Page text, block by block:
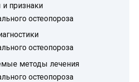
признаки
остеопороза
остеопороза
методы лечения
остеопороза